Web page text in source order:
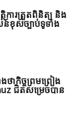
ការត្រួតពិនិត្យ និង
ន៍ខុសច្បាប់ទូទាំង
ថាកិច្ចព្រមព្រៀង
ជិតសម្រេចបាន